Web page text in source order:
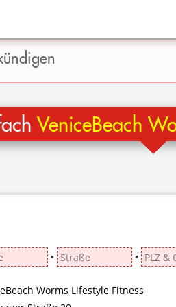
VeniceBeach
▪ ▪